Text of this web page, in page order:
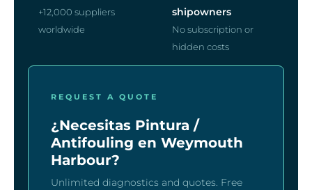
+12,000 suppliers
worldwide
shipowners
No subscription or
hidden costs
REQUEST A QUOTE
¿Necesitas Pintura /
Antifouling en Weymouth
Harbour?
Unlimited diagnostics and quotes. Free